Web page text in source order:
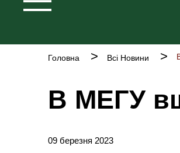
Рядок
Головна Всі Новини
В МЕГУ
09 березня 2023